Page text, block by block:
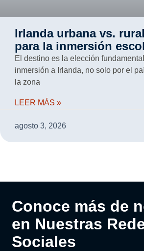
Irlanda urbana vs.
para la inmersión
El destino es la elección
inmersión a Irlanda, no solo por el
la zona
LEER MÁS »
agosto 3, 2026
Conoce más de
en Nuestras
Sociales